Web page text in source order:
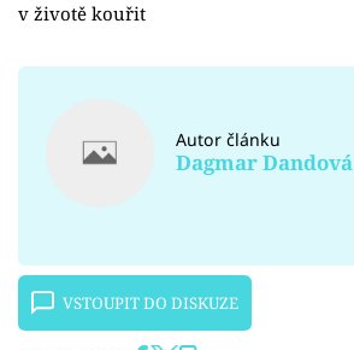
v životě kouřit
Autor článku
Dagmar Dandová
VSTOUPIT DO DISKUZE